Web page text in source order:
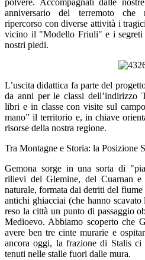
polvere. Accompagnati dalle
anniversario del terremoto che
ripercorso con diverse attività i
vicino il "Modello Friuli" e i segreti
nostri piedi.
L’uscita didattica fa parte del
da anni per le classi dell’indirizzo
libri e in classe con visite sul
mano” il territorio e, in chiave
risorse della nostra regione.
Tra Montagne e Storia: la Posizione
Gemona sorge in una sorta di
rilievi del Glemine, del Cuarnan e
naturale, formata dai detriti del
antichi ghiacciai (che hanno
reso la città un punto di passaggio
Medioevo. Abbiamo scoperto che
avere ben tre cinte murarie e
ancora oggi, la frazione di Stalis
tenuti nelle stalle fuori dalle mura.